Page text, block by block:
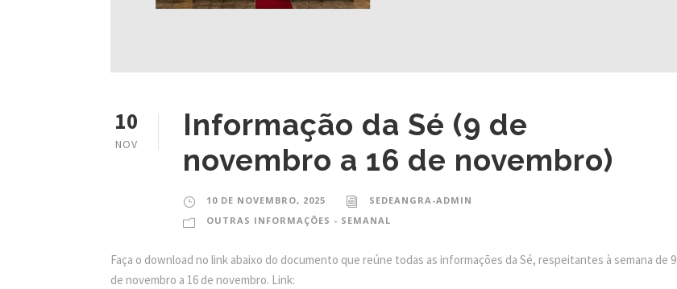
10
NOV
Informação da Sé (9 de
novembro a 16 de novembro)
10 DE NOVEMBRO, 2025
SEDEANGRA-ADMIN
OUTRAS INFORMAÇÕES - SEMANAL
Faça o download no link abaixo do documento que reúne todas as informações da Sé, respeitantes à semana de 9
de novembro a 16 de novembro. Link: